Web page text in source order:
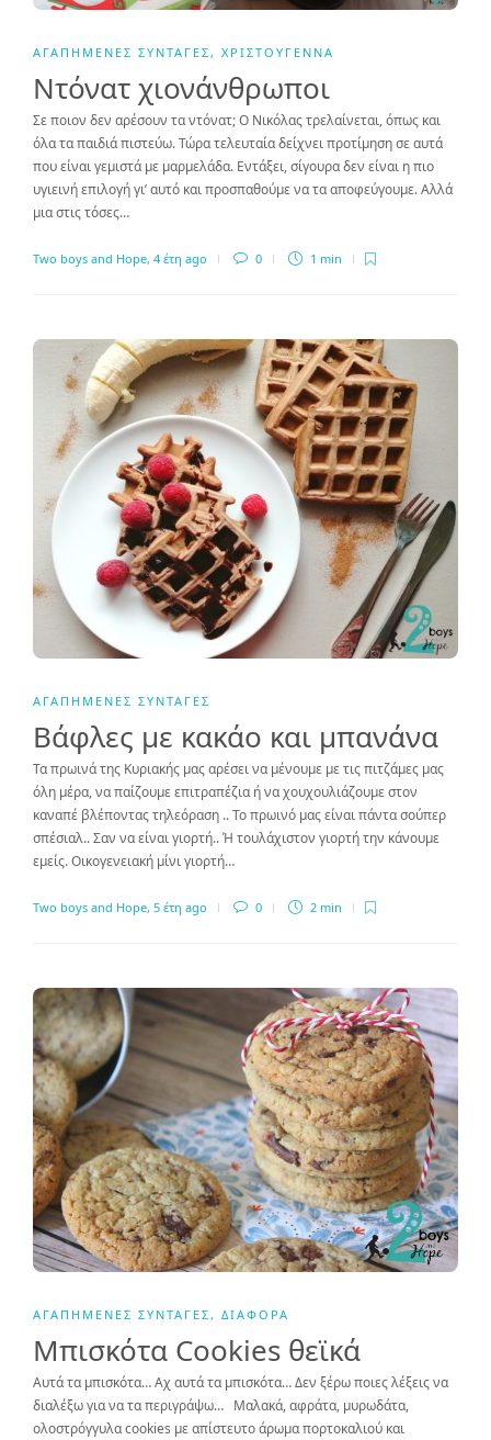
ΑΓΑΠΗΜΈΝΕΣ ΣΥΝΤΑΓΈΣ , ΧΡΙΣΤΟΎΓΕΝΝΑ
Ντόνατ χιονάνθρωποι
Σε ποιον δεν αρέσουν τα ντόνατ; Ο Νικόλας τρελαίνεται, όπως και
όλα τα παιδιά πιστεύω. Τώρα τελευταία δείχνει προτίμηση σε αυτά
που είναι γεμιστά με μαρμελάδα. Εντάξει, σίγουρα δεν είναι η πιο
υγιεινή επιλογή γι’ αυτό και προσπαθούμε να τα αποφεύγουμε. Αλλά
μια στις τόσες…
Two boys and Hope, 4 έτη ago 0 1 min
ΑΓΑΠΗΜΈΝΕΣ ΣΥΝΤΑΓΈΣ
Βάφλες με κακάο και μπανάνα
Τα πρωινά της Κυριακής μας αρέσει να μένουμε με τις πιτζάμες μας
όλη μέρα, να παίζουμε επιτραπέζια ή να χουχουλιάζουμε στον
καναπέ βλέποντας τηλεόραση .. Το πρωινό μας είναι πάντα σούπερ
σπέσιαλ.. Σαν να είναι γιορτή.. Ή τουλάχιστον γιορτή την κάνουμε
εμείς. Οικογενειακή μίνι γιορτή…
Two boys and Hope, 5 έτη ago 0 2 min
ΑΓΑΠΗΜΈΝΕΣ ΣΥΝΤΑΓΈΣ, ΔΙΆΦΟΡΑ
Μπισκότα Cookies θεϊκά
Αυτά τα μπισκότα… Αχ αυτά τα μπισκότα… Δεν ξέρω ποιες λέξεις να
διαλέξω για να τα περιγράψω… Μαλακά, αφράτα, μυρωδάτα,
ολοστρόγγυλα cookies με απίστευτο άρωμα πορτοκαλιού και